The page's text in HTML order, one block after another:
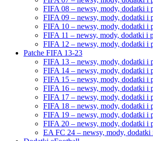
FIFA 08 – newsy, mody, dodatki i
FIFA 09 – newsy, mody, dodatki i
FIFA 10 – newsy, mody, dodatki i
FIFA 11 – newsy, mody, dodatki i
FIFA 12 – newsy, mody, dodatki i
Patche FIFA 13-23
FIFA 13 – newsy, mody, dodatki i
FIFA 14 – newsy, mody, dodatki i
FIFA 15 – newsy, mody, dodatki i
FIFA 16 – newsy, mody, dodatki i
FIFA 17 – newsy, mody, dodatki i
FIFA 18 – newsy, mody, dodatki i
FIFA 19 – newsy, mody, dodatki i
FIFA 20 – newsy, mody, dodatki i
EA FC 24 – newsy, mody, dodatki